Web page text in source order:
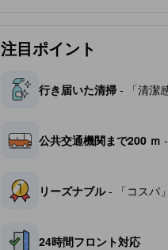
注目ポイント
行き届いた清掃 - 「清潔
公共交通機関まで200 ｍ
リーズナブル- 「コスパ
24時間フロント対応